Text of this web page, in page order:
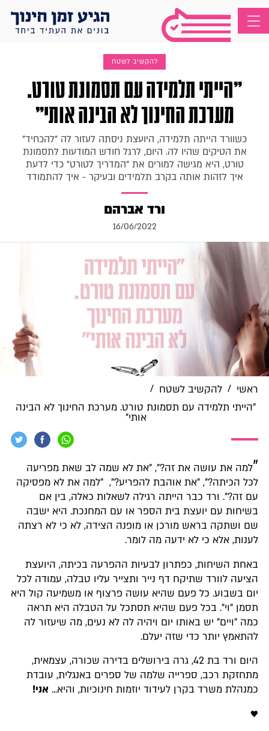
להקשיב לשטח
"הייתי תלמידה עם תסמונת טורט.
מערכת החינוך לא הבינה אותי"
כשוורד הייתה תלמידה, היועצת ניסתה לעזור לה "להכחיד"
את הטיקים שהיו לה. היום, לרגל חודש המודעות לתסמונת
טורט, היא מגישה למורים את "המדריך לטורט" כדי לדעת
איך לזהות אותה בקרב תלמידים ובעיקר - איך להתמודד
ורד אברהם
16/06/2022
ראשי / להקשיב לשטח /
"הייתי תלמידה עם תסמונת טורט. מערכת החינוך לא הבינה
אותי"
"למה את עושה את זה?", "את לא שמה לב שאת מפריעה
לכל הכיתה?", "את אוהבת להפריע?", "למה את לא מפסיקה
עם זה?". ורד כבר הייתה רגילה לשאלות כאלה, בין אם
בשיחות עם יועצת בית הספר או עם המחנכת. היא ישבה
שם ושתקה בראש מורכן או מופנה הצידה, לא כי לא רצתה
לענות, אלא כי לא ידעה מה לומר.
באחת השיחות, כפתרון לבעיות ההפרעה בכיתה, היועצת
הציעה לוורד שתיקח דף נייר ותצייר עליו טבלה, עמודה לכל
יום בשבוע. כל פעם שהיא עושה פרצוף או משמיעה קול היא
תסמן "וי". בכל פעם שהיא תסתכל על הטבלה היא תראה
כמה "ויים" יש באותו יום ויהיה לה לא נעים, מה שיעזור לה
להתאמץ יותר כדי שזה יעלם.
היום ורד בת 42, גרה בירושלים בדירה שכורה, עצמאית,
מתחזקת רכב, ספרייה שלמה של ספרים באנגלית, עובדת
כמנהלת משרד בקרן לעידוד יוזמות חינוכיות, והיא... אני!
♥